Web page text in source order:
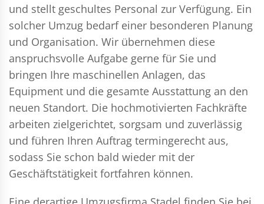
und stellt geschultes Personal zur Verfügung. Ein
solcher Umzug bedarf einer besonderen Planung
und Organisation. Wir übernehmen diese
anspruchsvolle Aufgabe gerne für Sie und
bringen Ihre maschinellen Anlagen, das
Equipment und die gesamte Ausstattung an den
neuen Standort. Die hochmotivierten Fachkräfte
arbeiten zielgerichtet, sorgsam und zuverlässig
und führen Ihren Auftrag termingerecht aus,
sodass Sie schon bald wieder mit der
Geschäftstätigkeit fortfahren können.